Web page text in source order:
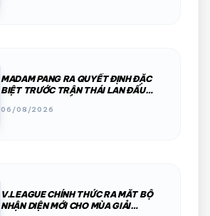
MADAM PANG RA QUYẾT ĐỊNH ĐẶC
BIỆT TRƯỚC TRẬN THÁI LAN ĐẤU
06/08/2026
V.LEAGUE CHÍNH THỨC RA MẮT BỘ
NHẬN DIỆN MỚI CHO MÙA GIẢI